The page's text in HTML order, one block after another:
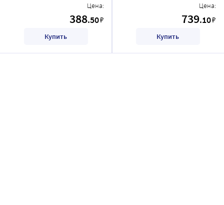
Цена:
388.50₽
Купить
Цена:
739.10₽
Купить